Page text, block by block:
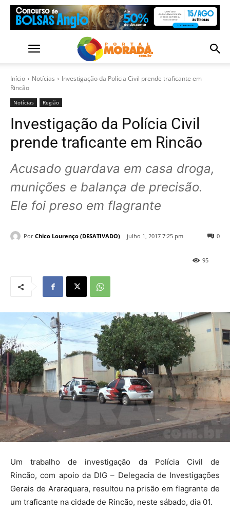
Início Notícias
Investigação da Polícia Civil prende traficante em
Rincão
Notícias Região
Investigação da Polícia Civil
prende traficante em Rincão
Acusado guardava em casa droga,
munições e balança de precisão.
Ele foi preso em flagrante
Por Chico Lourenço (DESATIVADO) julho 1, 2017 7:25 pm 0
95
Um trabalho de investigação da Polícia Civil de
Rincão, com apoio da DIG – Delegacia de Investigações
Gerais de Araraquara, resultou na prisão em flagrante de
um traficante na cidade de Rincão, neste sábado, dia 01.